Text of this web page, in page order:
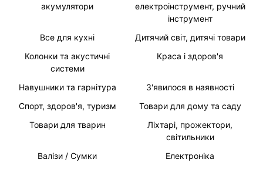
акумулятори
електроінструмент, ручний
інструмент
Все для кухні
Дитячий світ, дитячі товари
Колонки та акустичні
системи
Краса і здоров'я
Навушники та гарнітура
З'явилося в наявності
Спорт, здоров'я, туризм
Товари для дому та саду
Товари для тварин
Ліхтарі, прожектори,
світильники
Валізи / Сумки
Електроніка